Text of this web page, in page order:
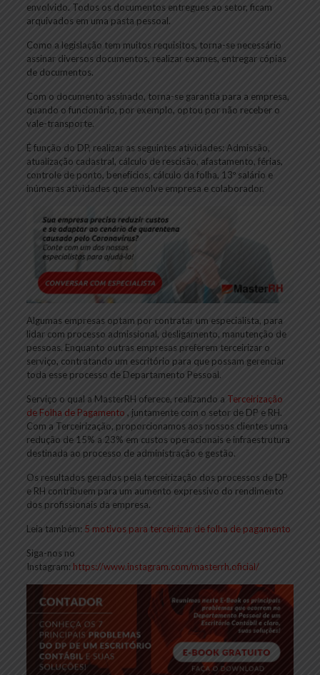
envolvido. Todos os documentos entregues ao setor, ficam
arquivados em uma pasta pessoal.
Como a legislação tem muitos requisitos, torna-se necessário
assinar diversos documentos, realizar exames, entregar cópias
de documentos.
Com o documento assinado, torna-se garantia para a empresa,
quando o funcionário, por exemplo, optou por não receber o
vale-transporte.
É função do DP, realizar as seguintes atividades: Admissão,
atualização cadastral, cálculo de rescisão, afastamento, férias,
controle de ponto, benefícios, cálculo da folha, 13º salário e
inúmeras atividades que envolve empresa e colaborador.
Algumas empresas optam por contratar um especialista, para
lidar com processo admissional, desligamento, manutenção de
pessoas. Enquanto outras empresas preferem terceirizar o
serviço, contratando um escritório para que possam gerenciar
toda esse processo de Departamento Pessoal.
Serviço o qual a MasterRH oferece, realizando a Terceirização
de Folha de Pagamento , juntamente com o setor de DP e RH.
Com a Terceirização, proporcionamos aos nossos clientes uma
redução de 15% a 23% em custos operacionais e infraestrutura
destinada ao processo de administração e gestão.
Os resultados gerados pela terceirização dos processos de DP
e RH contribuem para um aumento expressivo do rendimento
dos profissionais da empresa.
Leia também: 5 motivos para terceirizar de folha de pagamento
Siga-nos no
Instagram: https://www.instagram.com/masterrh.oficial/